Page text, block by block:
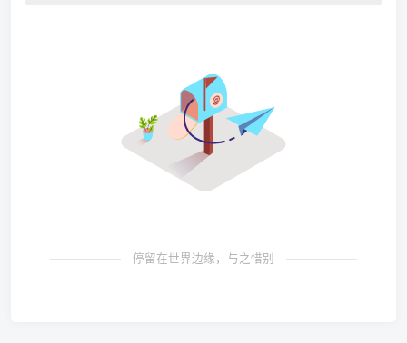
停留在世界边缘，与之惜别